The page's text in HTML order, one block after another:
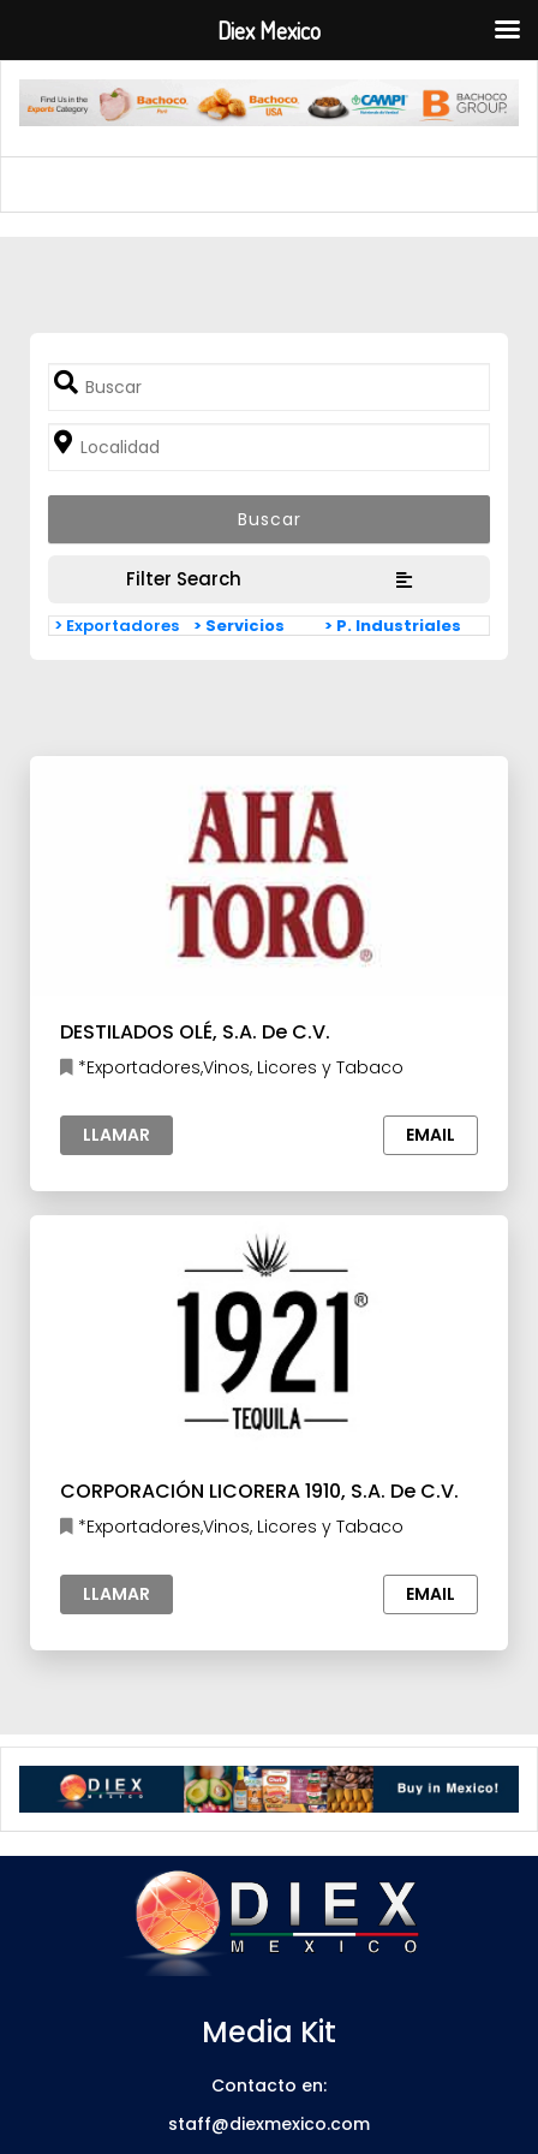
Filter Search
> Exportadores > Servicios > P. Industriales
DESTILADOS OLÉ, S.A. De C.V.
*Exportadores,Vinos, Licores y Tabaco
LLAMAR EMAIL
CORPORACIÓN LICORERA 1910, S.A. De C.V.
*Exportadores,Vinos, Licores y Tabaco
LLAMAR EMAIL
Media Kit
Contacto en:
staff@diexmexico.com
Diex Mexico